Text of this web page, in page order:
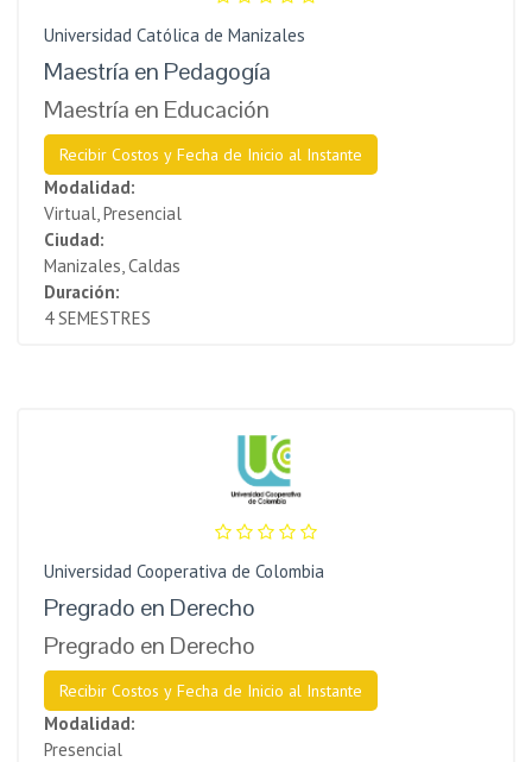
Universidad Católica de Manizales
Maestría en Pedagogía
Maestría en Educación
Recibir Costos y Fecha de Inicio al Instante
Modalidad:
Virtual, Presencial
Ciudad:
Manizales, Caldas
Duración:
4 SEMESTRES
Universidad Cooperativa de Colombia
Pregrad​o en Derecho
Pregrado en Derecho
Recibir Costos y Fecha de Inicio al Instante
Modalidad:
Presencial